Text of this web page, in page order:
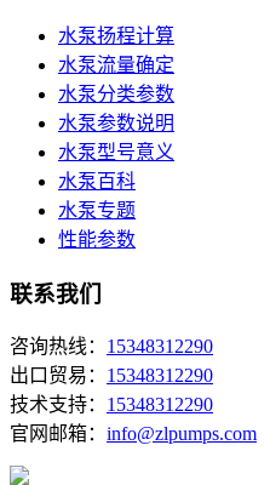
水泵扬程计算
水泵流量确定
水泵分类参数
水泵参数说明
水泵型号意义
水泵百科
水泵专题
性能参数
联系我们
咨询热线： 15348312290
出口贸易： 15348312290
技术支持： 15348312290
官网邮箱： info@zlpumps.com